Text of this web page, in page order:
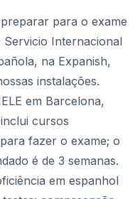
para o exame
Servicio Internacional
na Expanish,
instalações.
em Barcelona,
cursos
fazer o exame; o
é de 3 semanas.
em espanhol